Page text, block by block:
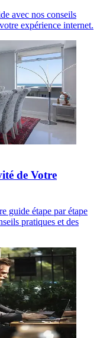
avec nos conseils
expérience internet.
de Votre
guide étape par étape
pratiques et des